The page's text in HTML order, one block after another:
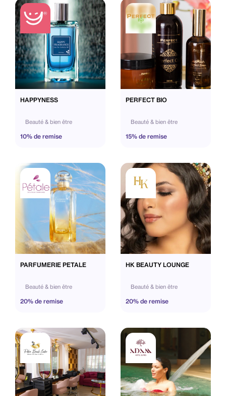
HAPPYNESS
Beauté & bien être
10% de remise
PERFECT BIO
Beauté & bien être
15% de remise
PARFUMERIE PETALE
Beauté & bien être
20% de remise
HK BEAUTY LOUNGE
Beauté & bien être
20% de remise